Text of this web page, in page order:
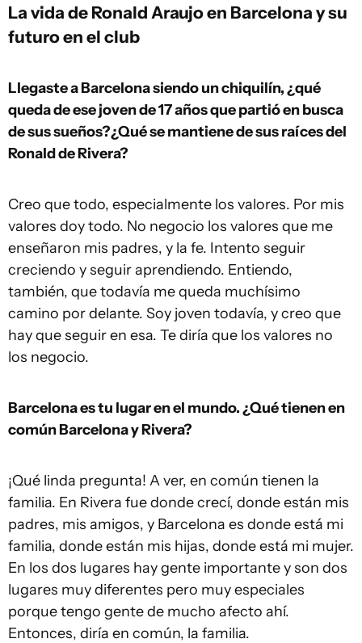
La vida de Ronald Araujo en Barcelona y su
futuro en el club
Llegaste a Barcelona siendo un chiquilín, ¿qué
queda de ese joven de 17 años que partió en busca
de sus sueños?¿Qué se mantiene de sus raíces del
Ronald de Rivera?
Creo que todo, especialmente los valores. Por mis
valores doy todo. No negocio los valores que me
enseñaron mis padres, y la fe. Intento seguir
creciendo y seguir aprendiendo. Entiendo,
también, que todavía me queda muchísimo
camino por delante. Soy joven todavía, y creo que
hay que seguir en esa. Te diría que los valores no
los negocio.
Barcelona es tu lugar en el mundo. ¿Qué tienen en
común Barcelona y Rivera?
¡Qué linda pregunta! A ver, en común tienen la
familia. En Rivera fue donde crecí, donde están mis
padres, mis amigos, y Barcelona es donde está mi
familia, donde están mis hijas, donde está mi mujer.
En los dos lugares hay gente importante y son dos
lugares muy diferentes pero muy especiales
porque tengo gente de mucho afecto ahí.
Entonces, diría en común, la familia.